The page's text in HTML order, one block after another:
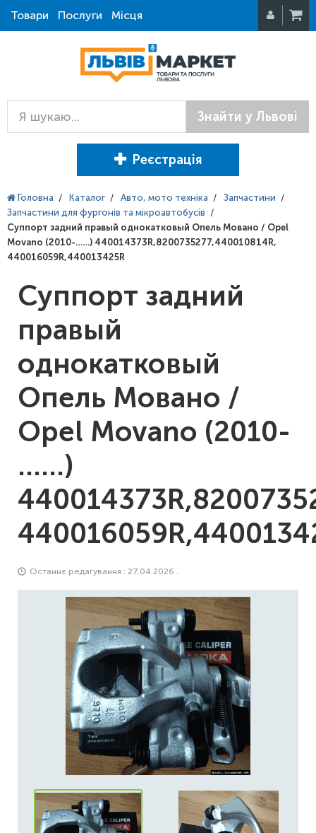
Товари Послуги Місця
Знайти у Львові
Реєстрація
Головна / Каталог / Авто, мото техніка / Запчастини /
Запчастини для фургонів та мікроавтобусів /
Суппорт задний правый однокатковый Опель Мовано / Opel
Movano (2010-……) 440014373R,8200735277,440010814R,
440016059R,440013425R
Суппорт задний
правый
однокатковый
Опель Мовано /
Opel Movano (2010-
……)
Останнє редагування : 27.04.2026 .